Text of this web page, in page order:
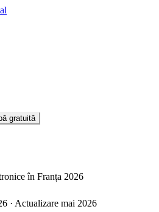
gratuită
în Franța 2026
· Actualizare mai 2026